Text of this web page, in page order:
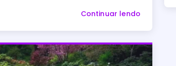
Continuar lendo